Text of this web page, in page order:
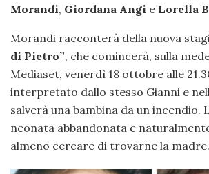
Morandi, Giordana Angi e Lorella
Morandi racconterà della nuova
di Pietro”, che comincerà, sulla
Mediaset, venerdì 18 ottobre alle
interpretato dallo stesso Gianni e
salverà una bambina da un incendio.
neonata abbandonata e
almeno cercare di trovarne la madre.